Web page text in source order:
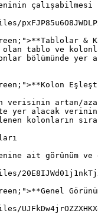
çalışabilmesi
&
tablo ve
bölümünde
verisinin artan/
alacak verinin
kolonların
ait görünüm